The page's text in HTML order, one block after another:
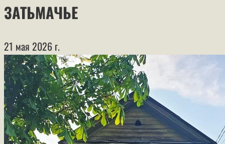
ЗАТЬМАЧЬЕ
21 мая 2026 г.